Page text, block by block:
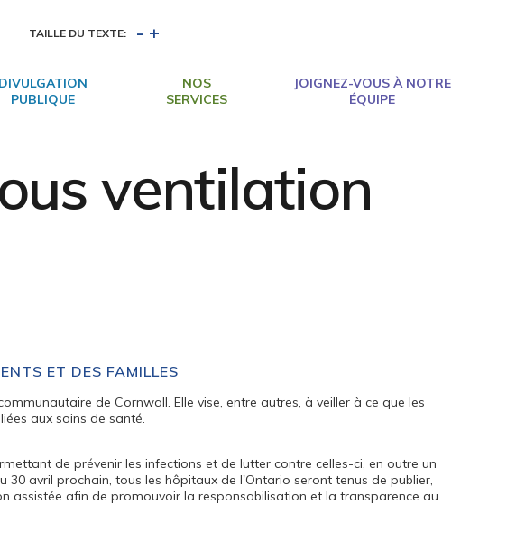
TAILLE DU TEXTE: - +
DIVULGATION
PUBLIQUE
NOS
SERVICES
JOIGNEZ-VOUS À NOTRE
ÉQUIPE
ventilation
ET DES FAMILLES
de Cornwall. Elle vise, entre autres, à veiller à ce que les
aux soins de santé.
de prévenir les infections et de lutter contre celles-ci, en outre un
avril prochain, tous les hôpitaux de l'Ontario seront tenus de publier,
assistée afin de promouvoir la responsabilisation et la transparence au